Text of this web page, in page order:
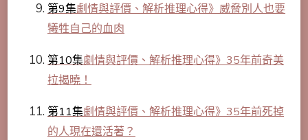
第9集劇情與評價、解析推理心得》威脅別人也要
犧牲自己的血肉
第10集劇情與評價、解析推理心得》35年前奇美
拉揭曉！
第11集劇情與評價、解析推理心得》35年前死掉
的人現在還活著？